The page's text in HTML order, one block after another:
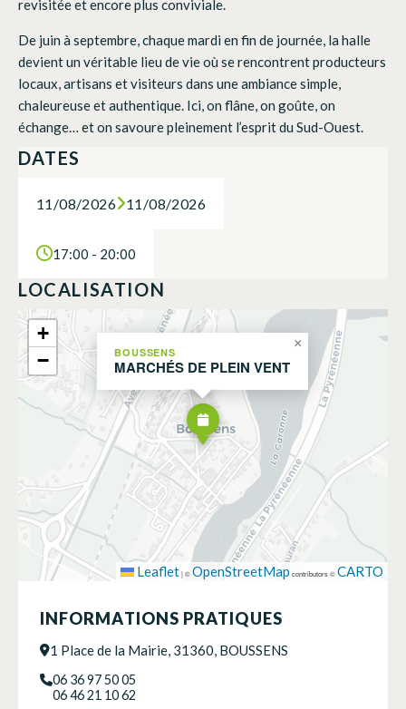
revisitée et encore plus conviviale.
De juin à septembre, chaque mardi en fin de journée, la halle
devient un véritable lieu de vie où se rencontrent producteurs
locaux, artisans et visiteurs dans une ambiance simple,
chaleureuse et authentique. Ici, on flâne, on goûte, on
échange… et on savoure pleinement l’esprit du Sud-Ouest.
DATES
11/08/2026 11/08/2026
17:00 - 20:00
LOCALISATION
BOUSSENS
MARCHÉS DE PLEIN VENT
×
+
−
Leaflet|©OpenStreetMap contributors ©CARTO
INFORMATIONS PRATIQUES
1 Place de la Mairie, 31360, BOUSSENS
06 36 97 50 05
06 46 21 10 62